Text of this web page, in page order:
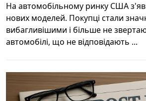
На автомобільному ринку США
нових моделей. Покупці стали
вибагливішими і більше не
автомобілі, що не відповідають ...